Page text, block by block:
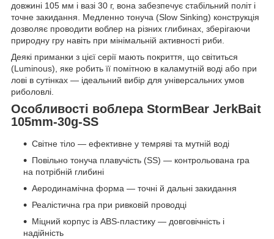
довжині 105 мм і вазі 30 г, вона забезпечує стабільний політ і
точне закидання. Медленно тонуча (Slow Sinking) конструкція
дозволяє проводити воблер на різних глибинах, зберігаючи
природну гру навіть при мінімальній активності риби.
Деякі приманки з цієї серії мають покриття, що світиться
(Luminous), яке робить її помітною в каламутній воді або при
лові в сутінках — ідеальний вибір для універсальних умов
риболовлі.
Особливості воблера StormBear JerkBait
105mm-30g-SS
Світне тіло — ефективне у темряві та мутній воді
Повільно тонуча плавучість (SS) — контрольована гра
на потрібній глибині
Аеродинамічна форма — точні й дальні закидання
Реалістична гра при ривковій проводці
Міцний корпус із ABS-пластику — довговічність і
надійність